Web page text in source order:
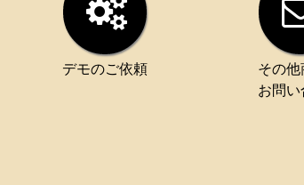
デモのご依頼
その
お問